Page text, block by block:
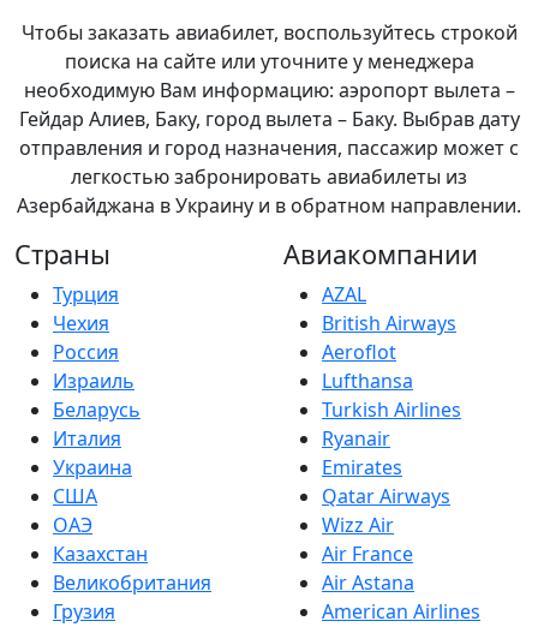
Чтобы заказать авиабилет, воспользуйтесь строкой
поиска на сайте или уточните у менеджера
необходимую Вам информацию: аэропорт вылета –
Гейдар Алиев, Баку, город вылета – Баку. Выбрав дату
отправления и город назначения, пассажир может с
легкостью забронировать авиабилеты из
Азербайджана в Украину и в обратном направлении.
Страны
Турция
Чехия
Россия
Израиль
Беларусь
Италия
Украина
США
ОАЭ
Казахстан
Великобритания
Грузия
Авиакомпании
AZAL
British Airways
Aeroflot
Lufthansa
Turkish Airlines
Ryanair
Emirates
Qatar Airways
Wizz Air
Air France
Air Astana
American Airlines